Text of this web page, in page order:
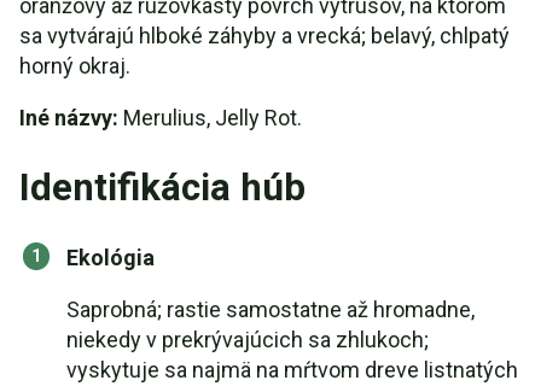
oranžový až ružovkastý povrch výtrusov, na ktorom
sa vytvárajú hlboké záhyby a vrecká; belavý, chlpatý
horný okraj.
Iné názvy: Merulius, Jelly Rot.
Identifikácia húb
Ekológia
Saprobná; rastie samostatne až hromadne,
niekedy v prekrývajúcich sa zhlukoch;
vyskytuje sa najmä na mŕtvom dreve listnatých